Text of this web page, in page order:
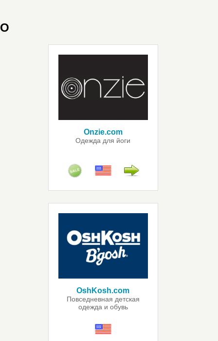
O
Onzie.com
Одежда для йоги
OshKosh.com
Повседневная детская
одежда и обувь